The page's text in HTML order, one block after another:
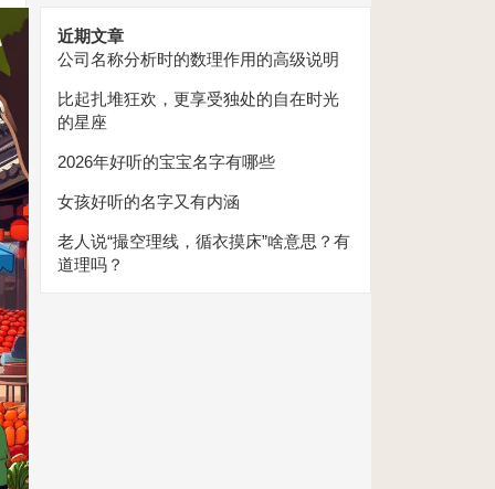
近期文章
公司名称分析时的数理作用的高级说明
比起扎堆狂欢，更享受独处的自在时光
的星座
2026年好听的宝宝名字有哪些
女孩好听的名字又有内涵
老人说“撮空理线，循衣摸床”啥意思？有
道理吗？